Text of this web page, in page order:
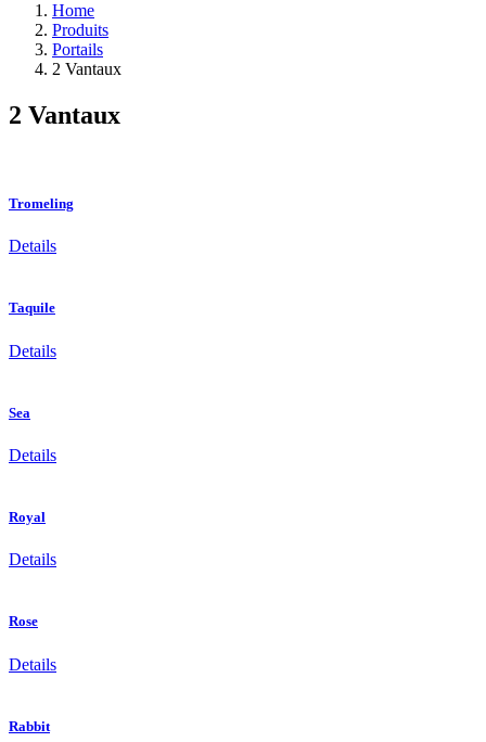
Home
Produits
Portails
2 Vantaux
2 Vantaux
Tromeling
Details
Taquile
Details
Sea
Details
Royal
Details
Rose
Details
Rabbit